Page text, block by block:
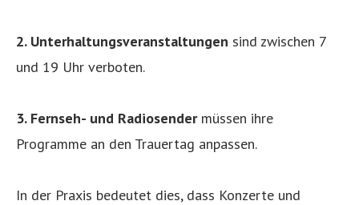
2. Unterhaltungsveranstaltungen sind zwischen 7
und 19 Uhr verboten.
3. Fernseh- und Radiosendermüssen ihre
Programme an den Trauertag anpassen.
In der Praxis bedeutet dies, dass Konzerte und